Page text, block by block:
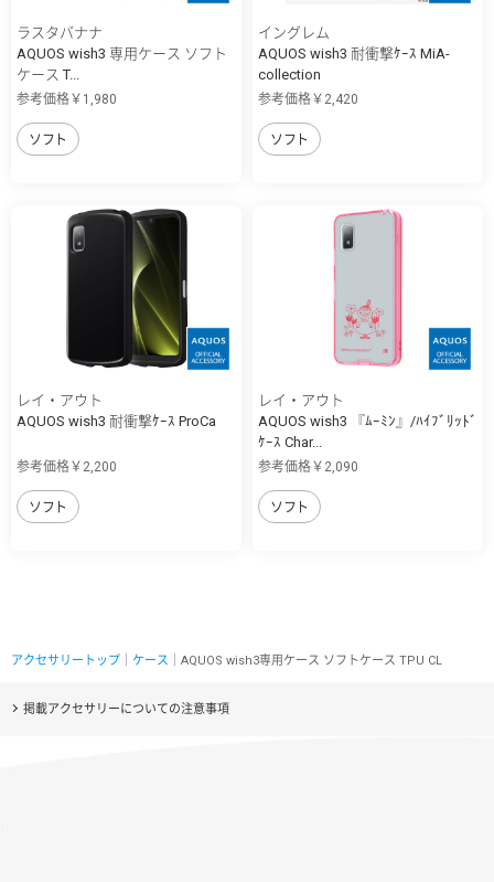
ラスタバナナ
AQUOS wish3 専用ケース ソフト
ケース T...
参考価格￥1,980
ソフト
イングレム
AQUOS wish3 耐衝撃ｹｰｽ MiA-
collection
参考価格￥2,420
ソフト
レイ・アウト
AQUOS wish3 耐衝撃ｹｰｽ ProCa
参考価格￥2,200
ソフト
レイ・アウト
AQUOS wish3 『ﾑｰﾐﾝ』/ﾊｲﾌﾞﾘｯﾄﾞ
ｹｰｽ Char...
参考価格￥2,090
ソフト
アクセサリートップ ケース ｜AQUOS wish3専用ケース ソフトケース TPU CL
掲載アクセサリーについての注意事項